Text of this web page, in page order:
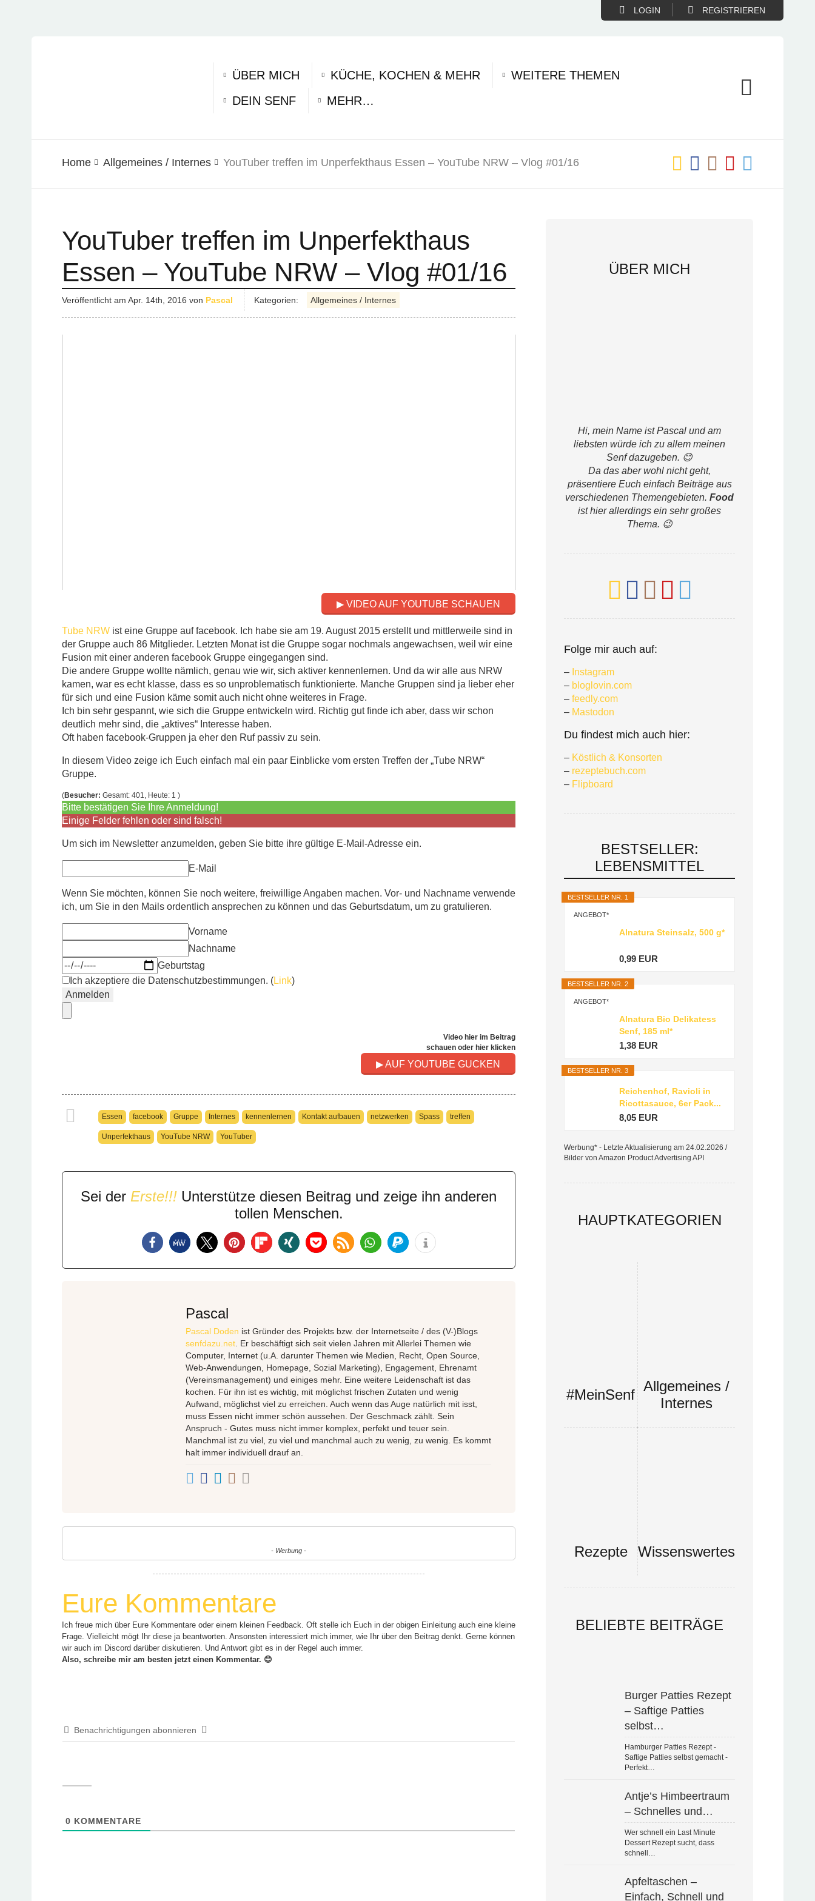
LOGIN REGISTRIEREN
ÜBER MICH KÜCHE, KOCHEN & MEHR
WEITERE THEMEN
DEIN SENF
MEHR…
Home Allgemeines / Internes YouTuber treffen im Unperfekthaus Essen – YouTube NRW – Vlog #01/16
YouTuber treffen im Unperfekthaus
Essen – YouTube NRW – Vlog #01/16
Veröffentlicht am Apr. 14th, 2016 von Pascal Kategorien: Allgemeines / Internes
▶ VIDEO AUF YOUTUBE SCHAUEN
Tube NRW ist eine Gruppe auf facebook. Ich habe sie am 19. August 2015 erstellt und mittlerweile sind in
der Gruppe auch 86 Mitglieder. Letzten Monat ist die Gruppe sogar nochmals angewachsen, weil wir eine
Fusion mit einer anderen facebook Gruppe eingegangen sind.
Die andere Gruppe wollte nämlich, genau wie wir, sich aktiver kennenlernen. Und da wir alle aus NRW
kamen, war es echt klasse, dass es so unproblematisch funktionierte. Manche Gruppen sind ja lieber eher
für sich und eine Fusion käme somit auch nicht ohne weiteres in Frage.
Ich bin sehr gespannt, wie sich die Gruppe entwickeln wird. Richtig gut finde ich aber, dass wir schon
deutlich mehr sind, die „aktives“ Interesse haben.
Oft haben facebook-Gruppen ja eher den Ruf passiv zu sein.
In diesem Video zeige ich Euch einfach mal ein paar Einblicke vom ersten Treffen der „Tube NRW“
Gruppe.
(Besucher: Gesamt: 401, Heute: 1 )
Bitte bestätigen Sie Ihre Anmeldung!
Einige Felder fehlen oder sind falsch!
Um sich im Newsletter anzumelden, geben Sie bitte ihre gültige E-Mail-Adresse ein.
E-Mail
Wenn Sie möchten, können Sie noch weitere, freiwillige Angaben machen. Vor- und Nachname verwende
ich, um Sie in den Mails ordentlich ansprechen zu können und das Geburtsdatum, um zu gratulieren.
Vorname
Nachname
Geburtstag
Ich akzeptiere die Datenschutzbestimmungen. (Link)
Video hier im Beitrag
schauen oder hier klicken
▶ AUF YOUTUBE GUCKEN
Essen facebook Gruppe Internes kennenlernen Kontakt aufbauen netzwerken Spass treffen
Unperfekthaus YouTube NRW YouTuber
Sei der Erste!!! Unterstütze diesen Beitrag und zeige ihn anderen
tollen Menschen.
Pascal
Pascal Doden ist Gründer des Projekts bzw. der Internetseite / des (V-)Blogs
senfdazu.net. Er beschäftigt sich seit vielen Jahren mit Allerlei Themen wie
Computer, Internet (u.A. darunter Themen wie Medien, Recht, Open Source,
Web-Anwendungen, Homepage, Sozial Marketing), Engagement, Ehrenamt
(Vereinsmanagement) und einiges mehr. Eine weitere Leidenschaft ist das
kochen. Für ihn ist es wichtig, mit möglichst frischen Zutaten und wenig
Aufwand, möglichst viel zu erreichen. Auch wenn das Auge natürlich mit isst,
muss Essen nicht immer schön aussehen. Der Geschmack zählt. Sein
Anspruch - Gutes muss nicht immer komplex, perfekt und teuer sein.
Manchmal ist zu viel, zu viel und manchmal auch zu wenig, zu wenig. Es kommt
halt immer individuell drauf an.
- Werbung -
Eure Kommentare
Ich freue mich über Eure Kommentare oder einem kleinen Feedback. Oft stelle ich Euch in der obigen Einleitung auch eine kleine
Frage. Vielleicht mögt Ihr diese ja beantworten. Ansonsten interessiert mich immer, wie Ihr über den Beitrag denkt. Gerne können
wir auch im Discord darüber diskutieren. Und Antwort gibt es in der Regel auch immer.
Also, schreibe mir am besten jetzt einen Kommentar. 😊
Benachrichtigungen abonnieren
0 KOMMENTARE
ÜBER MICH
Hi, mein Name ist Pascal und am
liebsten würde ich zu allem meinen
Senf dazugeben. 😊
Da das aber wohl nicht geht,
präsentiere Euch einfach Beiträge aus
verschiedenen Themengebieten. Food
ist hier allerdings ein sehr großes
Thema. 😉
Folge mir auch auf:
– Instagram
– bloglovin.com
– feedly.com
– Mastodon
Du findest mich auch hier:
– Köstlich & Konsorten
– rezeptebuch.com
– Flipboard
BESTSELLER:
LEBENSMITTEL
ANGEBOT*
BESTSELLER NR. 1
Alnatura Steinsalz, 500 g*
0,99 EUR
ANGEBOT*
BESTSELLER NR. 2
Alnatura Bio Delikatess
Senf, 185 ml*
1,38 EUR
BESTSELLER NR. 3
Reichenhof, Ravioli in
Ricottasauce, 6er Pack...
8,05 EUR
Werbung* - Letzte Aktualisierung am 24.02.2026 /
Bilder von Amazon Product Advertising API
HAUPTKATEGORIEN
#MeinSenf
Allgemeines /
Internes
Rezepte Wissenswertes
BELIEBTE BEITRÄGE
Burger Patties Rezept
– Saftige Patties
selbst…
Hamburger Patties Rezept -
Saftige Patties selbst gemacht -
Perfekt…
Antje’s Himbeertraum
– Schnelles und…
Wer schnell ein Last Minute
Dessert Rezept sucht, dass
schnell…
Apfeltaschen –
Einfach, Schnell und